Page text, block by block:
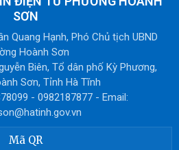
SƠN
Quang Hạnh, Phó Chủ tịch UBND
Hoành Sơn
Biên, Tổ dân phố Kỳ Phương,
Sơn, Tỉnh Hà Tĩnh
- 0982187877 - Email:
Mã QR